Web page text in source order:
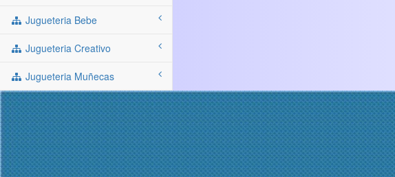
Jugueteria Bebe
Jugueteria Creativo
Jugueteria Muñecas